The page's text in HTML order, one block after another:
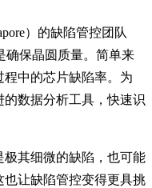
）的缺陷管控团队
确保晶圆质量。简单来
中的芯片缺陷率。为
数据分析工具，快速识
极其细微的缺陷，也可能
让缺陷管控变得更具挑